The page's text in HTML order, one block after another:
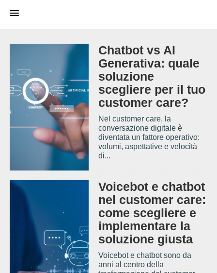
Chatbot vs AI
Generativa: quale
soluzione
scegliere per il tuo
customer care?
Nel customer care, la
conversazione digitale è
diventata un fattore operativo:
volumi, aspettative e velocità
di...
Voicebot e chatbot
nel customer care:
come scegliere e
implementare la
soluzione giusta
Voicebot e chatbot sono da
anni al centro della